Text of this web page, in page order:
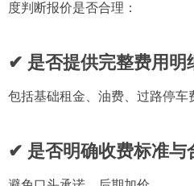
度判断报价是否合理：
✔ 是否提供完整费用明
包括基础租金、油费、过路停车
✔ 是否明确收费标准与